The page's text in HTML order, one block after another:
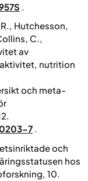
Hutchesson,
C.,
av
nutrition
och meta-
7 .
och
hos
, 10.